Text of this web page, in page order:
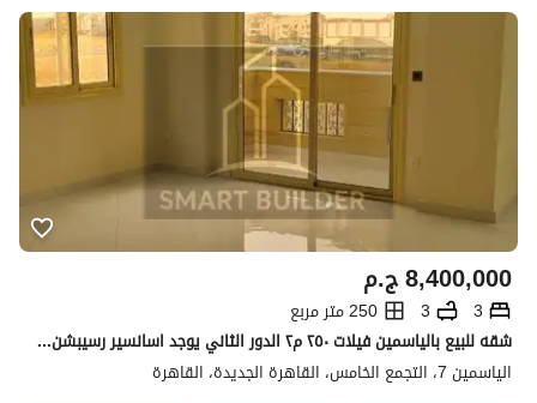
ج.م8,400,000
3
3
250 متر مربع
شقه للبيع بالياسمين فيلات ٢٥٠ م٢ الدور الثاني يوجد اسانسير رسيبشن ٣ قطع و ٣ غرف نوم احدهم ماستر بحمام خاص ومطبخ مفروش خشب موقع مميز
الياسمين 7، التجمع الخامس، القاهرة الجديدة، القاهرة